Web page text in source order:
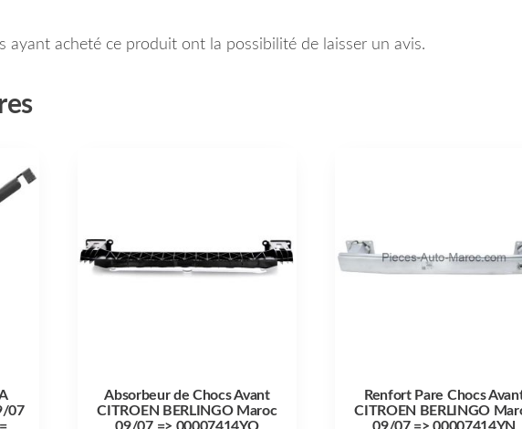
ayant acheté ce produit ont la possibilité de laisser un avis.
07
Absorbeur de Chocs Avant
CITROEN BERLINGO Maroc
Renfort Pare Chocs
CITROEN BERLINGO